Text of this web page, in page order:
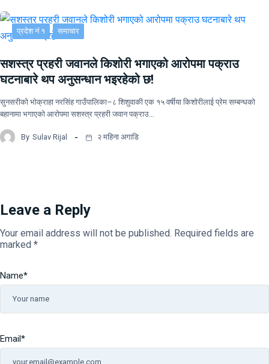
प्रदेश नं १ समाचार
सशस्त्र प्रहरी जवानले किशोरी भगाएको आरोपमा पक्राउ
घटनाबारे थप अनुसन्धान भइरहेको छ!
सुनसरीको भोक्राहा नरसिंह गाउँपालिका–८ शिशुवाकी एक १५ वर्षीया किशोरीलाई प्रेम सम्बन्धको
बहानामा भगाएको आरोपमा सशस्त्र प्रहरी जवान पक्राउ…
By Sulav Rijal २ महिना अगाडि
Leave a Reply
Your email address will not be published. Required fields are
marked *
Name*
Email *